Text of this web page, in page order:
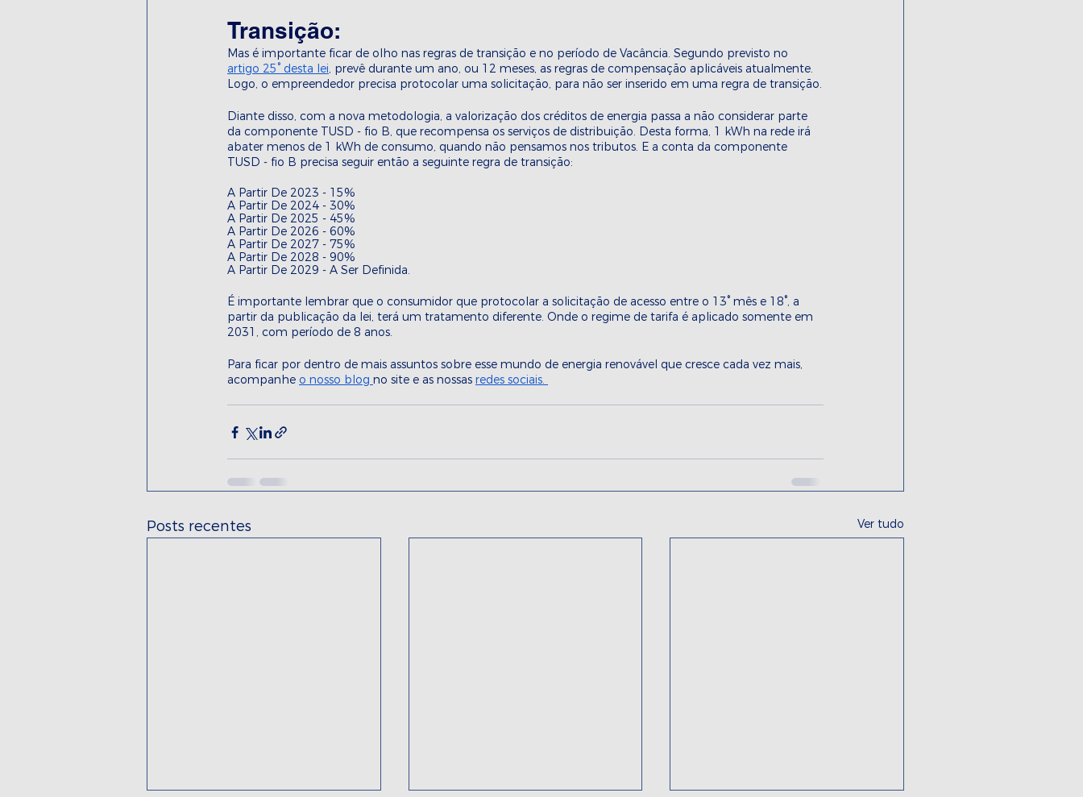
Transição:
Mas é importante ficar de olho nas regras de transição e no período de Vacância. Segundo previsto no
artigo 25° desta lei, prevê durante um ano, ou 12 meses, as regras de compensação aplicáveis atualmente.
Logo, o empreendedor precisa protocolar uma solicitação, para não ser inserido em uma regra de transição.
Diante disso, com a nova metodologia, a valorização dos créditos de energia passa a não considerar parte
da componente TUSD - fio B, que recompensa os serviços de distribuição. Desta forma, 1 kWh na rede irá
abater menos de 1 kWh de consumo, quando não pensamos nos tributos. E a conta da componente
TUSD - fio B precisa seguir então a seguinte regra de transição:
A Partir De 2023 - 15%
A Partir De 2024 - 30%
A Partir De 2025 - 45%
A Partir De 2026 - 60%
A Partir De 2027 - 75%
A Partir De 2028 - 90%
A Partir De 2029 - A Ser Definida.
É importante lembrar que o consumidor que protocolar a solicitação de acesso entre o 13° mês e 18°, a
partir da publicação da lei, terá um tratamento diferente. Onde o regime de tarifa é aplicado somente em
2031, com período de 8 anos.
Para ficar por dentro de mais assuntos sobre esse mundo de energia renovável que cresce cada vez mais,
acompanhe o nosso blog no site e as nossas redes sociais.
Posts recentes Ver tudo